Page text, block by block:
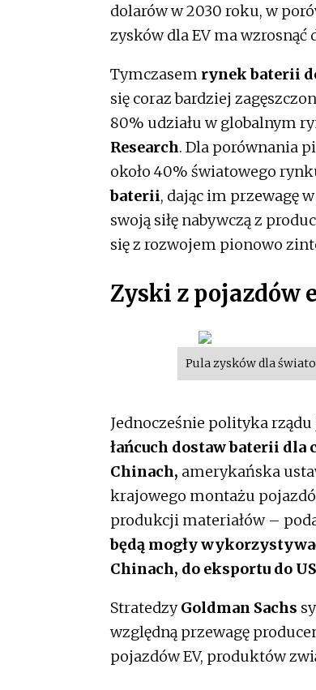
dolarów w 2030 roku, w
zysków dla EV ma wzrosnąć
Tymczasem rynek baterii
się coraz bardziej
80% udziału w globalnym
Research. Dla porównania
około 40% światowego
baterii, dając im przewagę
swoją siłę nabywczą z
się z rozwojem pionowo
Zyski z pojazdów
Pula zysków dla
Jednocześnie polityka rządu
łańcuch dostaw baterii
Chinach, amerykańska
krajowego montażu
produkcji materiałów –
będą mogły
Chinach, do eksportu do
StratedzyGoldman Sachs
względną przewagę
pojazdów EV, produktów